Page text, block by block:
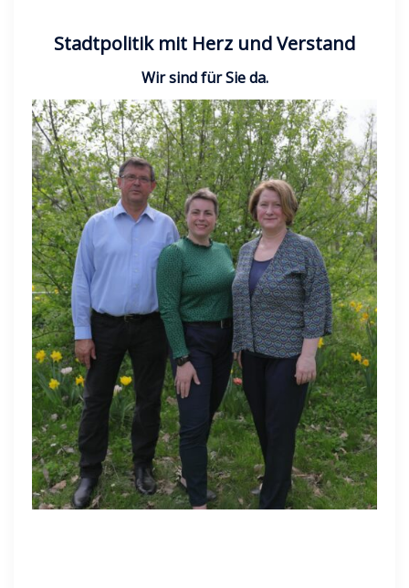
Stadtpolitik mit Herz und Verstand
Wir sind für Sie da.